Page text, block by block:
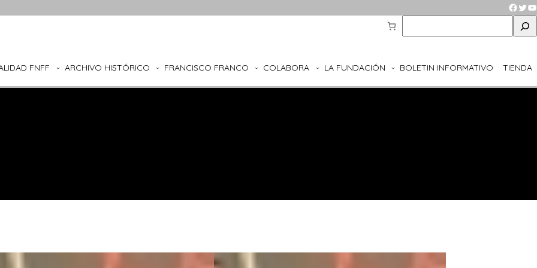
e
r
FNFF ARCHIVO HISTÓRICO FRANCISCO FRANCO COLABORA LA FUNDACIÓN BOLETIN INFORMATIVO TIENDA